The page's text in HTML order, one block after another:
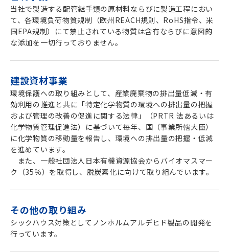
当社で製造する配管継手類の原材料ならびに製造工程におい
て、各環境負荷物質規制（欧州REACH規則、RoHS指令、米
国EPA規制）にて禁止されている物質は含有ならびに意図的
な添加を一切行っておりません。
建設資材事業
環境保護への取り組みとして、産業廃棄物の排出量低減・有
効利用の推進と共に「特定化学物質の環境への排出量の把握
および管理の改善の促進に関する法律」（PRTR 法あるいは
化学物質管理促進法）に基づいて毎年、国（事業所轄大臣）
に化学物質の移動量を報告し、環境への排出量の把握・低減
を進めています。
また、一般社団法人日本有機資源協会からバイオマスマー
ク（35％）を取得し、脱炭素化に向けて取り組んでいます。
その他の取り組み
シックハウス対策としてノンホルムアルデヒド製品の開発を
行っています。